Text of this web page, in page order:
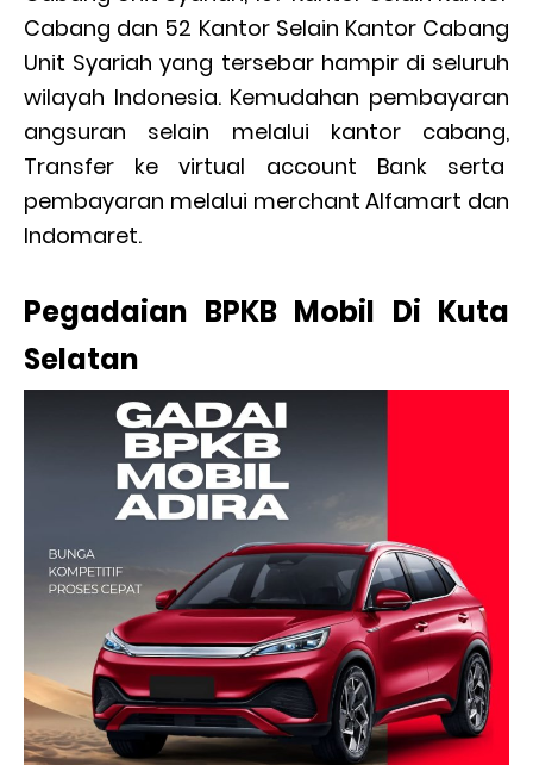
Cabang dan 52 Kantor Selain Kantor Cabang
Unit Syariah yang tersebar hampir di seluruh
wilayah Indonesia. Kemudahan pembayaran
angsuran selain melalui kantor cabang,
Transfer ke virtual account Bank serta
pembayaran melalui merchant Alfamart dan
Indomaret.
Pegadaian BPKB Mobil Di Kuta
Selatan